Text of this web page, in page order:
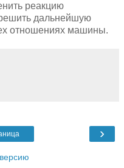
реакцию
дальнейшую
отношениях машины.
›